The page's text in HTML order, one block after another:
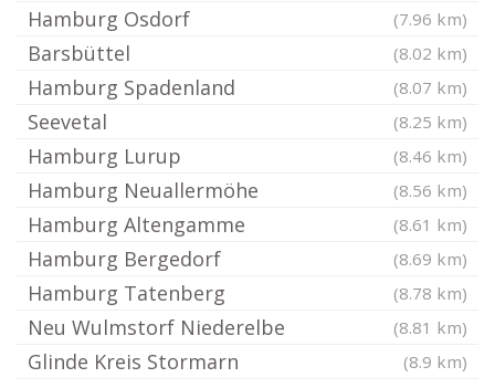
Hamburg Osdorf (7.96 km)
Barsbüttel (8.02 km)
Hamburg Spadenland (8.07 km)
Seevetal (8.25 km)
Hamburg Lurup (8.46 km)
Hamburg Neuallermöhe (8.56 km)
Hamburg Altengamme (8.61 km)
Hamburg Bergedorf (8.69 km)
Hamburg Tatenberg (8.78 km)
Neu Wulmstorf Niederelbe (8.81 km)
Glinde Kreis Stormarn (8.9 km)